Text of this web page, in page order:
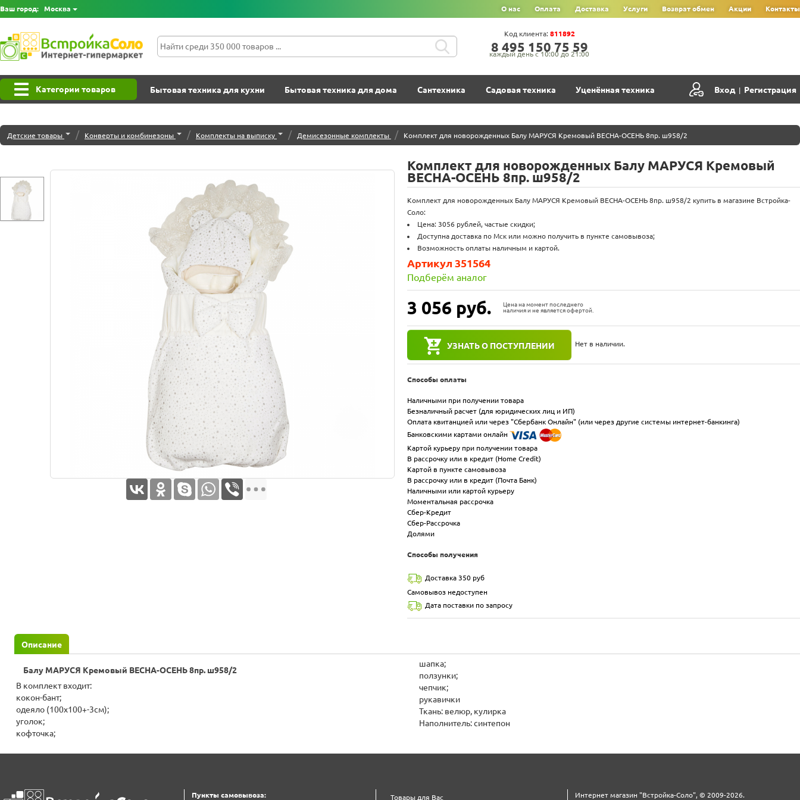
Ваш город: Москва О нас Оплата Доставка Услуги Возврат обмен Акции Контакты
8‍ 4‍9‍5‍ 1‍5‍0‍ 7‍5‍ 5‍9‍
каждый день с 10:00 до 21:00
Код клиента: 811892
Категории товаров Бытовая техника для кухни Бытовая техника для дома Сантехника Садовая техника Уценённая техника Вход | Регистрация
Детские товары / Конверты и комбинезоны / Комплекты на выписку / Демисезонные комплекты / Комплект для новорожденных Балу МАРУСЯ Кремовый ВЕСНА-ОСЕНЬ 8пр. ш958/2
Комплект для новорожденных Балу МАРУСЯ Кремовый
ВЕСНА-ОСЕНЬ 8пр. ш958/2
Комплект для новорожденных Балу МАРУСЯ Кремовый ВЕСНА-ОСЕНЬ 8пр. ш958/2 купить в магазине Встройка-
Соло:
Цена: 3056 рублей, частые скидки;
Доступна доставка по Мск или можно получить в пункте самовывоза;
Возможность оплаты наличным и картой.
3 056 руб.
Цена на момент последнего
наличия и не является офертой.
УЗНАТЬ О ПОСТУПЛЕНИИ Нет в наличии.
Артикул 351564
Подберём аналог
Способы оплаты
Наличными при получении товара
Безналичный расчет (для юридических лиц и ИП)
Оплата квитанцией или через "Сбербанк Онлайн" (или через другие системы интернет-банкинга)
Банковскими картами онлайн
Картой курьеру при получении товара
В рассрочку или в кредит (Home Credit)
Картой в пункте самовывоза
В рассрочку или в кредит (Почта Банк)
Наличными или картой курьеру
Моментальная рассрочка
Сбер-Кредит
Сбер-Рассрочка
Долями
Способы получения
Доставка 350 руб
Самовывоз недоступен
Дата поставки по запросу
Описание
Балу МАРУСЯ Кремовый ВЕСНА-ОСЕНЬ 8пр. ш958/2
В комплект входит:
кокон-бант;
одеяло (100х100+-3см);
уголок;
кофточка;
шапка;
ползунки;
чепчик;
рукавички
Ткань: велюр, кулирка
Наполнитель: синтепон
Пункты самовывоза: Товары для Вас Интернет магазин "Встройка-Соло", © 2009-2026.